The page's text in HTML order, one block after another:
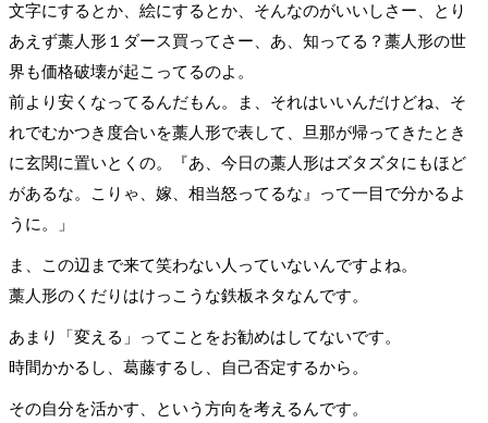
文字にするとか、絵にするとか、そんなのがいいしさー、とり
あえず藁人形１ダース買ってさー、あ、知ってる？藁人形の世
界も価格破壊が起こってるのよ。
前より安くなってるんだもん。ま、それはいいんだけどね、そ
れでむかつき度合いを藁人形で表して、旦那が帰ってきたとき
に玄関に置いとくの。『あ、今日の藁人形はズタズタにもほど
があるな。こりゃ、嫁、相当怒ってるな』って一目で分かるよ
うに。」
ま、この辺まで来て笑わない人っていないんですよね。
藁人形のくだりはけっこうな鉄板ネタなんです。
あまり「変える」ってことをお勧めはしてないです。
時間かかるし、葛藤するし、自己否定するから。
その自分を活かす、という方向を考えるんです。